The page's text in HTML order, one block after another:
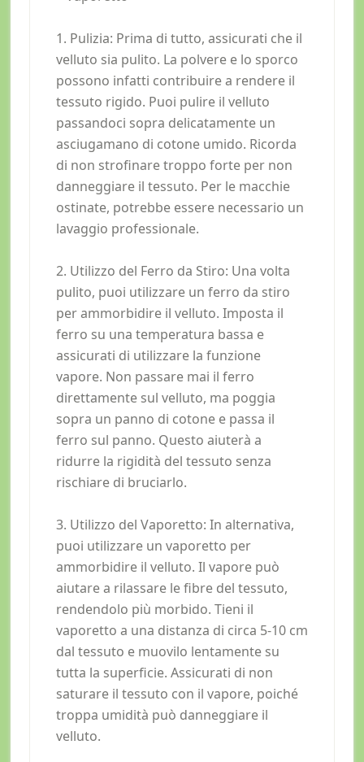
1. Pulizia: Prima di tutto, assicurati che il
velluto sia pulito. La polvere e lo sporco
possono infatti contribuire a rendere il
tessuto rigido. Puoi pulire il velluto
passandoci sopra delicatamente un
asciugamano di cotone umido. Ricorda
di non strofinare troppo forte per non
danneggiare il tessuto. Per le macchie
ostinate, potrebbe essere necessario un
lavaggio professionale.
2. Utilizzo del Ferro da Stiro: Una volta
pulito, puoi utilizzare un ferro da stiro
per ammorbidire il velluto. Imposta il
ferro su una temperatura bassa e
assicurati di utilizzare la funzione
vapore. Non passare mai il ferro
direttamente sul velluto, ma poggia
sopra un panno di cotone e passa il
ferro sul panno. Questo aiuterà a
ridurre la rigidità del tessuto senza
rischiare di bruciarlo.
3. Utilizzo del Vaporetto: In alternativa,
puoi utilizzare un vaporetto per
ammorbidire il velluto. Il vapore può
aiutare a rilassare le fibre del tessuto,
rendendolo più morbido. Tieni il
vaporetto a una distanza di circa 5-10 cm
dal tessuto e muovilo lentamente su
tutta la superficie. Assicurati di non
saturare il tessuto con il vapore, poiché
troppa umidità può danneggiare il
velluto.